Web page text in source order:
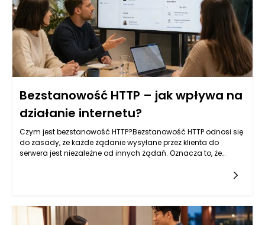
Bezstanowość HTTP – jak wpływa na
działanie internetu?
Czym jest bezstanowość HTTP?Bezstanowość HTTP odnosi się
do zasady, że każde żądanie wysyłane przez klienta do
serwera jest niezależne od innych żądań. Oznacza to, że